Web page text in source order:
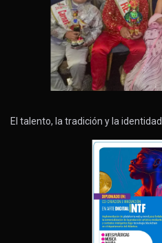
El talento, la tradición y la